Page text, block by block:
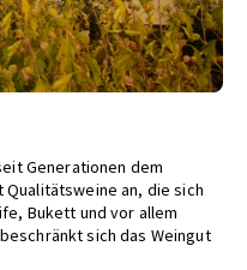
Generationen dem
an, die sich
Bukett und vor allem
sich das Weingut